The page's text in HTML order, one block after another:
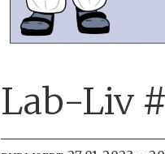
Lab-Liv